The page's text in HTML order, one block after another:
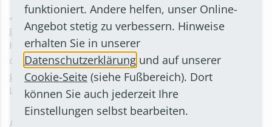
„Sobald das Infektionsgeschehen es zulässt, ist
geplant, die Kurse unter Einhaltung der geltenden
Hygienevorschriften wieder als Präsenzveranstaltung
durchzuführen – es sei denn, den Teilnehmenden
gefällt der Online-Unterricht besser“, kündigt die VHS-
Leiterin Annemarie Schwartmanns an.
Anmeldungen können entweder schriftlich erfolgen an
funktioniert. Andere helfen, unser Online-
Angebot stetig zu verbessern. Hinweise
erhalten Sie in unserer
Datenschutzerklärung und auf unserer
Cookie-Seite (siehe Fußbereich). Dort
können Sie auch jederzeit Ihre
Einstellungen selbst bearbeiten.